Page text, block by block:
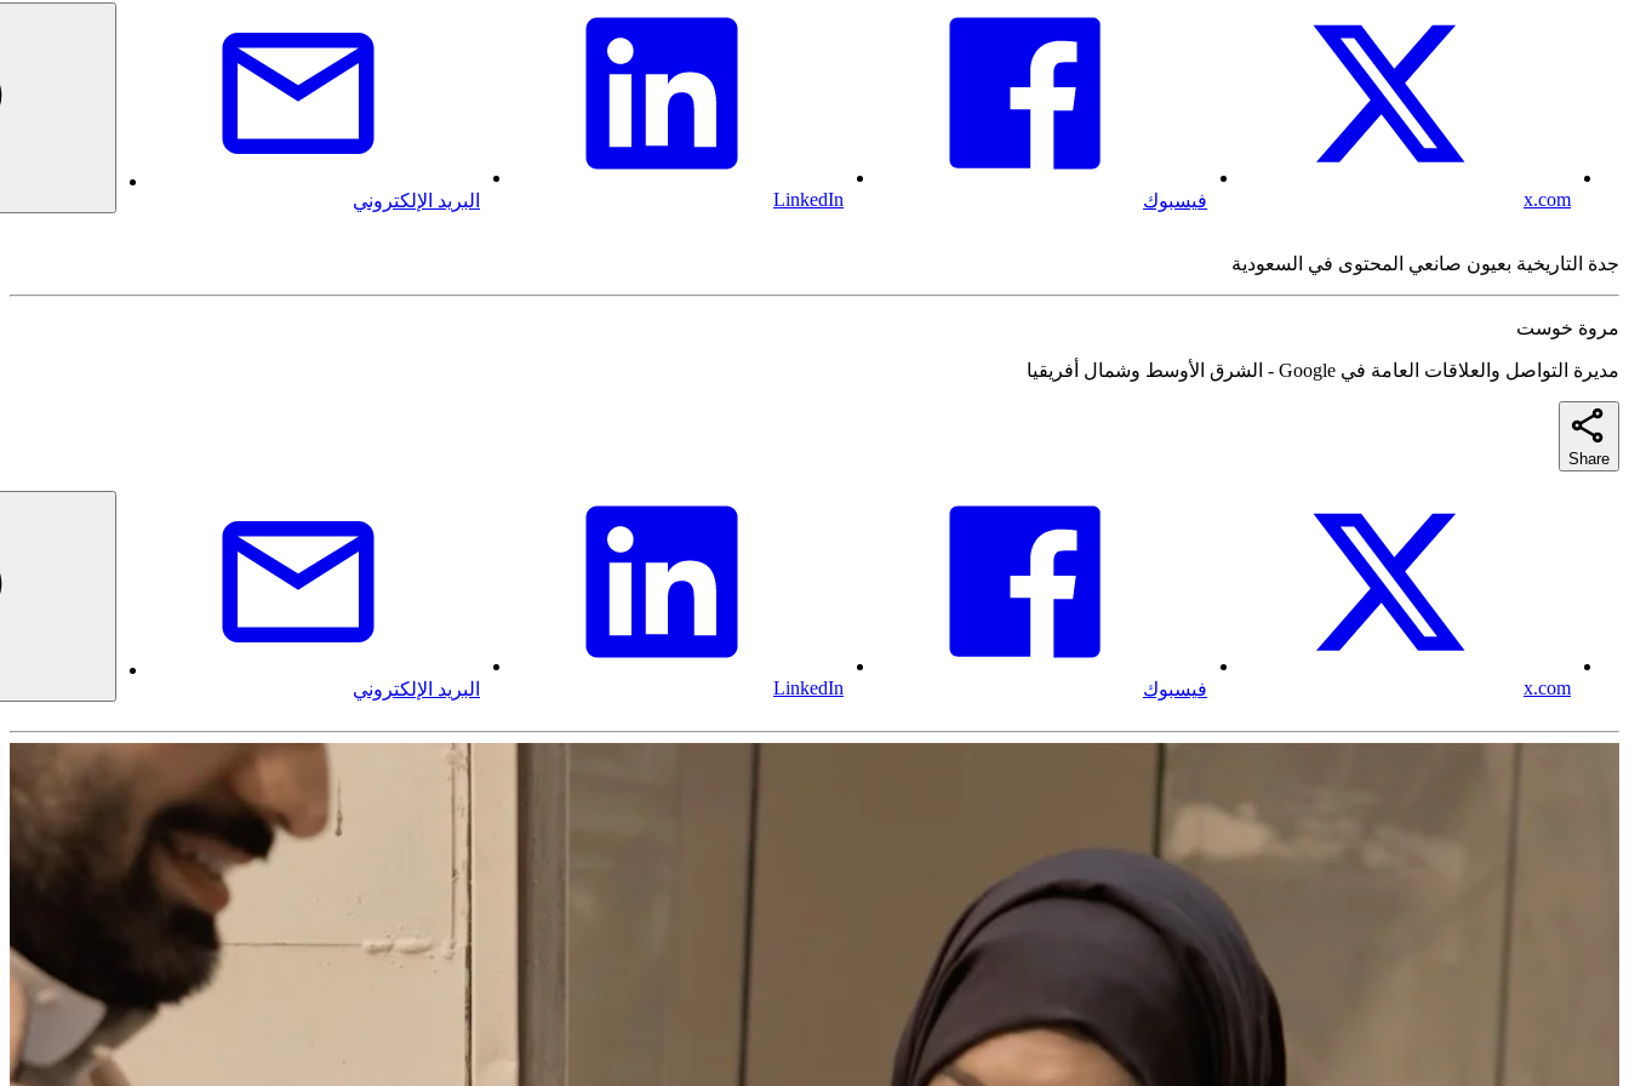
x.com فيسبوك LinkedIn البريد الإلكتروني
جدة التاريخية بعيون صانعي المحتوى في السعودية
مروة خوست
مديرة التواصل والعلاقات العامة في Google - الشرق الأوسط وشمال أفريقيا
Share
x.com فيسبوك LinkedIn البريد الإلكتروني